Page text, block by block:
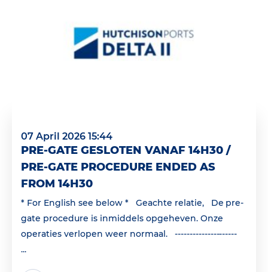
07 April 2026 15:44
PRE-GATE GESLOTEN VANAF 14H30 /
PRE-GATE PROCEDURE ENDED AS
FROM 14H30
* For English see below * Geachte relatie, De pre-
gate procedure is inmiddels opgeheven. Onze
operaties verlopen weer normaal. ---------------------
...